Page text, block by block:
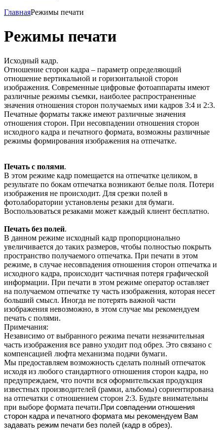
ГлавнаяРежимы печати
Режимы печати
Исходный кадр.
Отношение сторон кадра – параметр определяющий
отношение вертикальной и горизонтальной сторон
изображения. Современные цифровые фотоаппараты имеют
различные режимы съемки, наиболее распространенные
значения отношения сторон получаемых ими кадров 3:4 и 2:3.
Печатные форматы также имеют различные значения
отношения сторон. При несовпадении отношения сторон
исходного кадра и печатного формата, возможны различные
режимы формирования изображения на отпечатке.
Печать с полями.
В этом режиме кадр помещается на отпечатке целиком, в
результате по бокам отпечатка возникают белые поля. Потери
изображения не происходит. Для срезки полей в
фотолаборатории установлены резаки для бумаги.
Воспользоваться резаками может каждый клиент бесплатно.
Печать без полей.
В данном режиме исходный кадр пропорционально
увеличивается до таких размеров, чтобы полностью покрыть
пространство получаемого отпечатка. При печати в этом
режиме, в случае несовпадения отношения сторон отпечатка и
исходного кадра, происходит частичная потеря графической
информации. При печати в этом режиме оператор оставляет
на получаемом отпечатке ту часть изображения, которая несет
больший смысл. Иногда не потерять важной части
изображения невозможно, в этом случае мы рекомендуем
печать с полями.
Примечания:
Независимо от выбранного режима печати незначительная
часть изображения все равно уходит под обрез. Это связано с
компенсацией люфта механизма подачи бумаги.
Мы предоставляем возможность сделать полный отпечаток
исходя из любого стандартного отношения сторон кадра, но
предупреждаем, что почти вся оформительская продукция
известных производителей (рамки, альбомы) сориентирована
на отпечатки с отношением сторон 2:3. Будьте внимательны
при выборе формата печати.При совпадении отношения
сторон кадра и печатного формата мы рекомендуем Вам
задавать режим печати без полей (кадр в обрез).